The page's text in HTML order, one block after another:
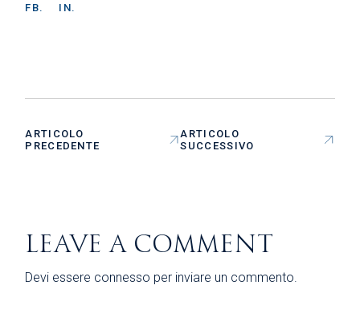
FB. IN.
ARTICOLO
PRECEDENTE
ARTICOLO
SUCCESSIVO
LEAVE A COMMENT
Devi essere connesso per inviare un commento.